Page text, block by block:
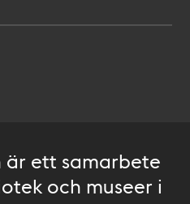
är ett samarbete
och museer i